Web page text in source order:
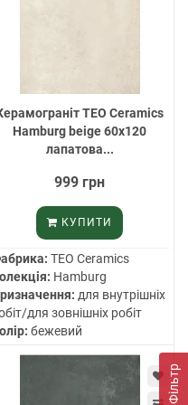
Фільтр
TEO Ceramics
Hamburg beige 60х120
лапатова...
999 грн
КУПИТИ
TEO Ceramics
Hamburg
для внутрішніх
для зовнішніх робіт
бежевий